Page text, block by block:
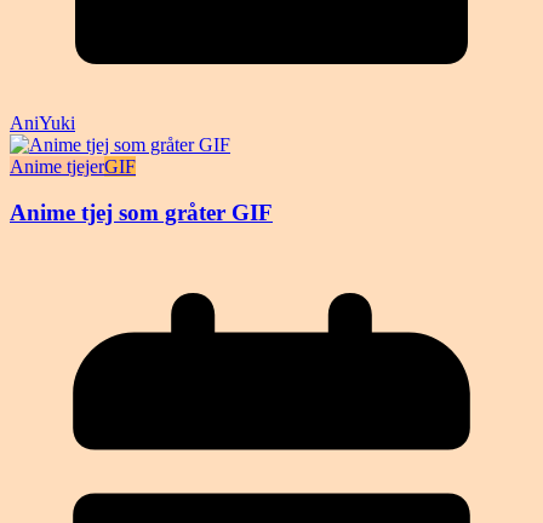
AniYuki
Anime tjejerGIF
Anime tjej som gråter GIF